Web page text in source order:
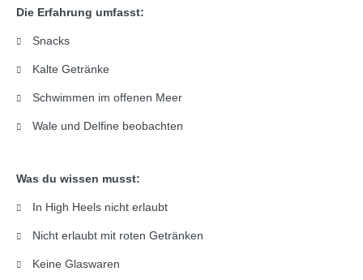
Die Erfahrung umfasst:
Snacks
Kalte Getränke
Schwimmen im offenen Meer
Wale und Delfine beobachten
Was du wissen musst:
In High Heels nicht erlaubt
Nicht erlaubt mit roten Getränken
Keine Glaswaren